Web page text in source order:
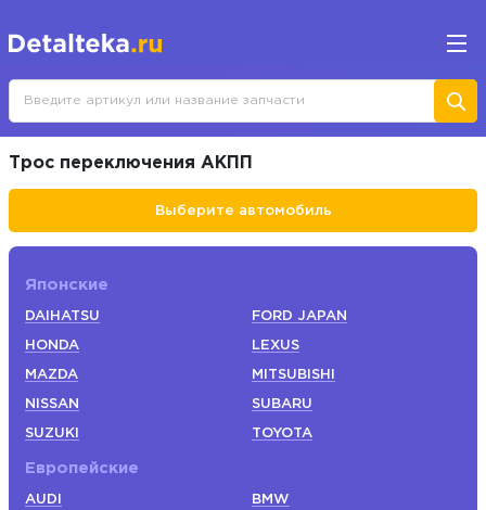
Трос переключения АКПП
Выберите автомобиль
Японские
DAIHATSU FORD JAPAN
HONDA LEXUS
MAZDA MITSUBISHI
NISSAN SUBARU
SUZUKI TOYOTA
Европейские
AUDI BMW